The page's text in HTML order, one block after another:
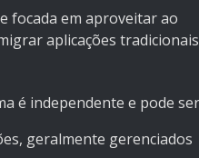
focada em aproveitar ao
aplicações tradicionais
é independente e pode ser
geralmente gerenciados